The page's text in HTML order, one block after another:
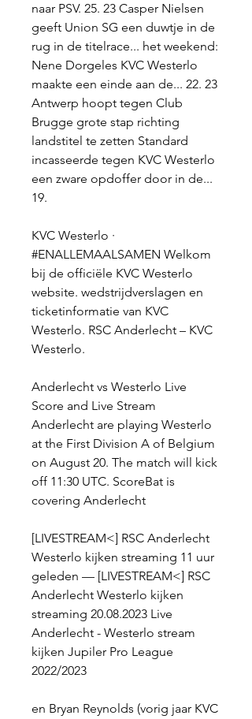
naar PSV. 25. 23 Casper Nielsen
geeft Union SG een duwtje in de
rug in de titelrace... het weekend:
Nene Dorgeles KVC Westerlo
maakte een einde aan de... 22. 23
Antwerp hoopt tegen Club
Brugge grote stap richting
landstitel te zetten Standard
incasseerde tegen KVC Westerlo
een zware opdoffer door in de...
19.
KVC Westerlo ·
#ENALLEMAALSAMEN Welkom
bij de officiële KVC Westerlo
website. wedstrijdverslagen en
ticketinformatie van KVC
Westerlo. RSC Anderlecht – KVC
Westerlo.
Anderlecht vs Westerlo Live
Score and Live Stream
Anderlecht are playing Westerlo
at the First Division A of Belgium
on August 20. The match will kick
off 11:30 UTC. ScoreBat is
covering Anderlecht
[LIVESTREAM<] RSC Anderlecht
Westerlo kijken streaming 11 uur
geleden — [LIVESTREAM<] RSC
Anderlecht Westerlo kijken
streaming 20.08.2023 Live
Anderlecht - Westerlo stream
kijken Jupiler Pro League
2022/2023
en Bryan Reynolds (vorig jaar KVC